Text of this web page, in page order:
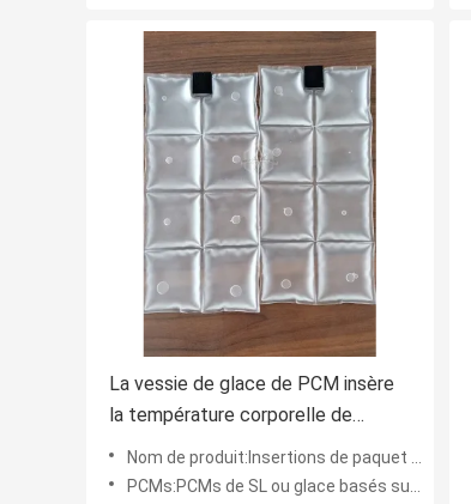
La vessie de glace de PCM insère
la température corporelle de
réglementation dans des conditions
de travail de gâchis
Nom de produit:Insertions de paquet de refroidissement de changement de phase
PCMs:PCMs de SL ou glace basés sur bio pouched